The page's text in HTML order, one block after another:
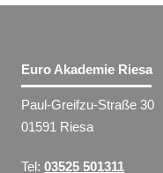
Euro Akademie Riesa
Paul-Greifzu-Straße 30
01591 Riesa
Tel:03525 501311